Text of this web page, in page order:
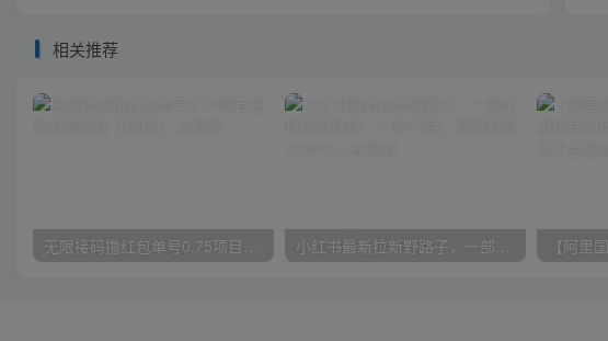
相关推荐
无限接码撸红包单号0.75项目无偿分享给你【揭秘】 小红书最新拉新野路子，一部手机即可操作，一单15块，做得好日入2000+